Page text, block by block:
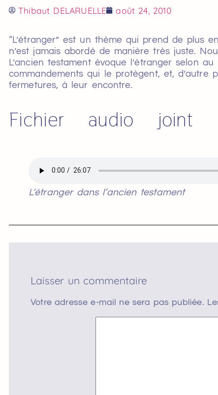
Thibaut DELARUELLE août 24, 2010
“L’étranger” est un thème qui prend de plus
n’est jamais abordé de manière très juste.
L’ancien testament évoque l’étranger selon
commandements qui le protègent, et,
fermetures, à leur encontre.
Fichier audio joint
L’étranger dans l’ancien testament
Laisser un commentaire
Votre adresse e-mail ne sera pas publiée.